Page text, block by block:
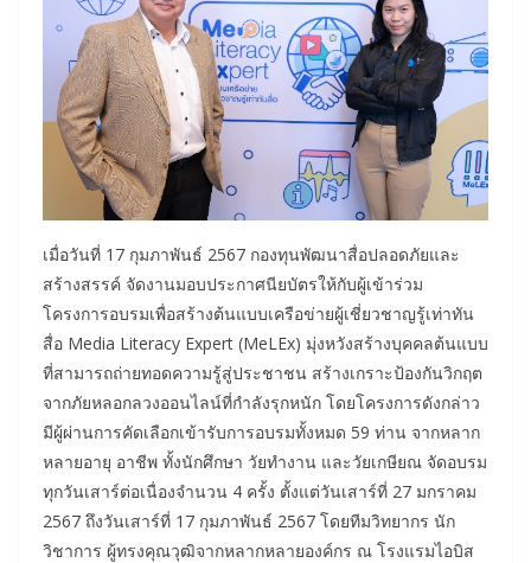
เมื่อวันที่ 17 กุมภาพันธ์ 2567 กองทุนพัฒนาสื่อปลอดภัยและ
สร้างสรรค์ จัดงานมอบประกาศนียบัตรให้กับผู้เข้าร่วม
โครงการอบรมเพื่อสร้างต้นแบบเครือข่ายผู้เชี่ยวชาญรู้เท่าทัน
สื่อ Media Literacy Expert (MeLEx) มุ่งหวังสร้างบุคคลต้นแบบ
ที่สามารถถ่ายทอดความรู้สู่ประชาชน สร้างเกราะป้องกันวิกฤต
จากภัยหลอกลวงออนไลน์ที่กำลังรุกหนัก โดยโครงการดังกล่าว
มีผู้ผ่านการคัดเลือกเข้ารับการอบรมทั้งหมด 59 ท่าน จากหลาก
หลายอายุ อาชีพ ทั้งนักศึกษา วัยทำงาน และวัยเกษียณ จัดอบรม
ทุกวันเสาร์ต่อเนื่องจำนวน 4 ครั้ง ตั้งแต่วันเสาร์ที่ 27 มกราคม
2567 ถึงวันเสาร์ที่ 17 กุมภาพันธ์ 2567 โดยทีมวิทยากร นัก
วิชาการ ผู้ทรงคุณวุฒิจากหลากหลายองค์กร ณ โรงแรมไอบิส